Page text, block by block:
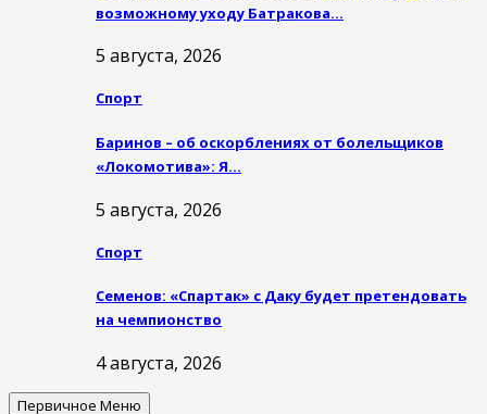
возможному уходу Батракова…
5 августа, 2026
Спорт
Баринов – об оскорблениях от болельщиков
«Локомотива»: Я…
5 августа, 2026
Спорт
Семенов: «Спартак» с Даку будет претендовать
на чемпионство
4 августа, 2026
Первичное Меню